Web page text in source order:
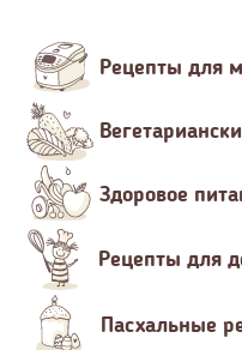
Рецепты для
Здоровое
Рецепты для
Пасхальные